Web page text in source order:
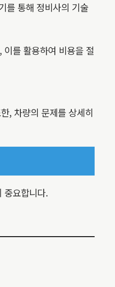
를 통해 정비사의 기술
를 활용하여 비용을 절
, 차량의 문제를 상세히
중요합니다.